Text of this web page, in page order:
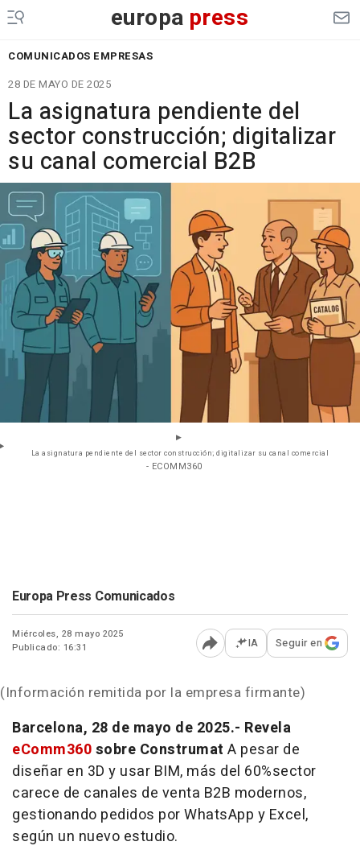
europa press
COMUNICADOS EMPRESAS
28 DE MAYO DE 2025
La asignatura pendiente del
sector construcción; digitalizar
su canal comercial B2B
La asignatura pendiente del sector construcción; digitalizar su canal comercial
- ECOMM360
Europa Press Comunicados
Miércoles, 28 mayo 2025
Publicado: 16:31
Abrir opciones para
IA Seguir en
(Información remitida por la empresa firmante)
Barcelona, 28 de mayo de 2025.- Revela
eComm360sobre Construmat A pesar de
diseñar en 3D y usar BIM, más del 60%sector
carece de canales de venta B2B modernos,
gestionando pedidos por WhatsApp y Excel,
según un nuevo estudio.